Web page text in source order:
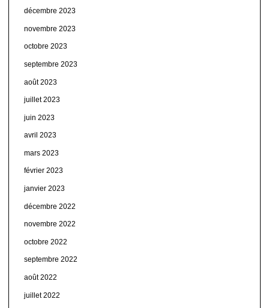
décembre 2023
novembre 2023
octobre 2023
septembre 2023
août 2023
juillet 2023
juin 2023
avril 2023
mars 2023
février 2023
janvier 2023
décembre 2022
novembre 2022
octobre 2022
septembre 2022
août 2022
juillet 2022